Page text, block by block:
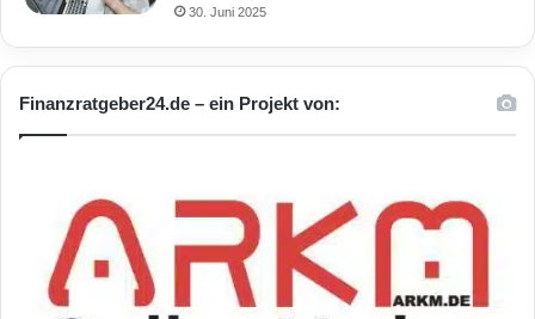
30. Juni 2025
Finanzratgeber24.de – ein Projekt von: